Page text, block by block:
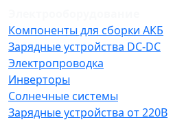
Компоненты для сборки АКБ
Зарядные устройства DC-DC
Электропроводка
Инверторы
Солнечные системы
Зарядные устройства от 220В